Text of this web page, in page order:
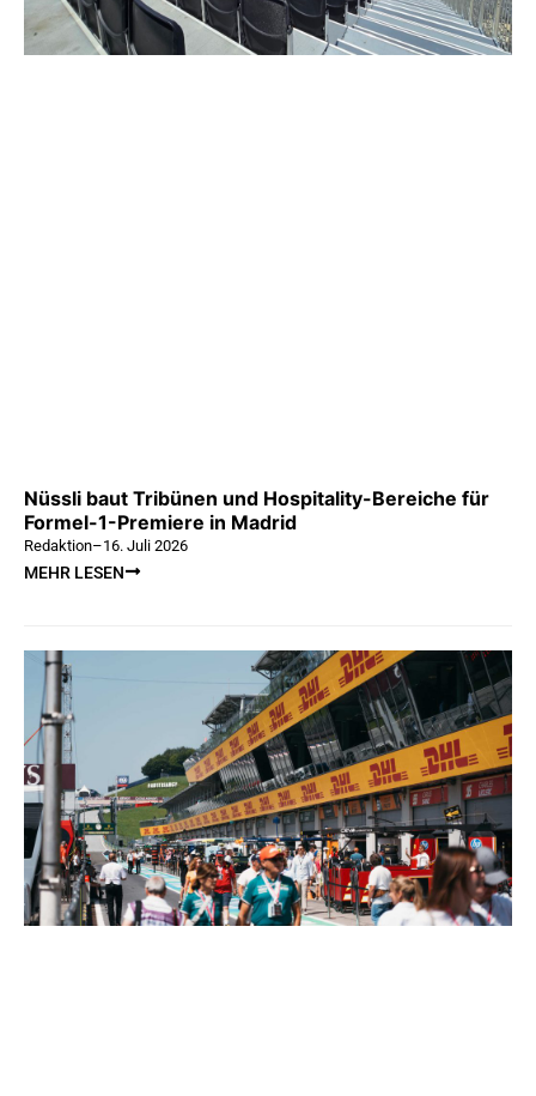
Nüssli baut Tribünen und Hospitality-Bereiche für
Formel-1-Premiere in Madrid
Redaktion–16. Juli 2026
MEHR LESEN